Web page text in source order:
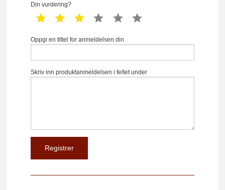
Din vurdering?
1 star 2 star 3 star 4 star 5 star
Oppgi en tittel for anmeldelsen din
Skriv inn produktanmeldelsen i feltet under